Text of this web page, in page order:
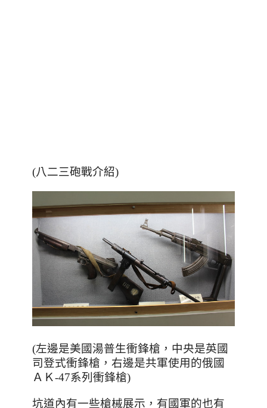
(八二三砲戰介紹)
(左邊是美國湯普生衝鋒槍，中央是英國
司登式衝鋒槍，右邊是共軍使用的俄國
ＡＫ-47系列衝鋒槍)
坑道內有一些槍械展示，有國軍的也有